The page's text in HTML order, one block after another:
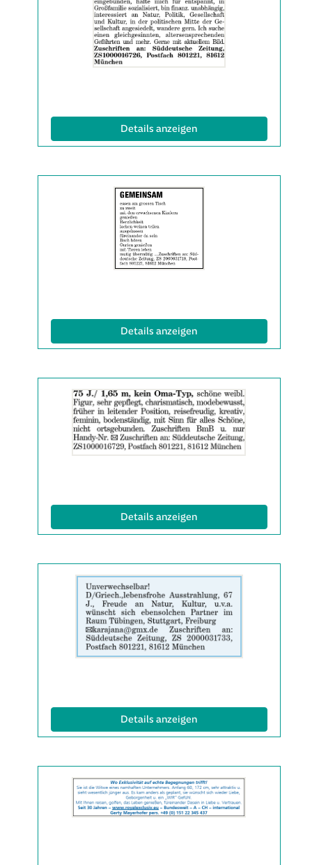
Anzeige
2063313
anzeigen
|
Info:
Details anzeigen(ID: 2063313)
der
Anzeige
2063314
anzeigen
|
Info:
Details anzeigen(ID: 2063314)
der
Anzeige
2063343
anzeigen
|
Details anzeigen(ID: 2063343)
Anzeige
2063479
anzeigen
|
Info:
Details anzeigen(ID: 2063479)
der
Anzeige
2063508